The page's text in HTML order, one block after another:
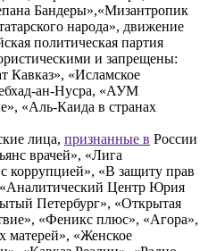
Бандеры»,«Мизантропик
народа», движение
политическая партия
и запрещены:
Кавказ», «Исламское
ан-Нусра, «АУМ
«Аль-Каида в странах
лица, признанные в России
врачей», «Лига
коррупцией», «В защиту прав
Центр Юрия
Петербург», «Открытая
«Феникс плюс», «Агора»,
матерей», «Женское